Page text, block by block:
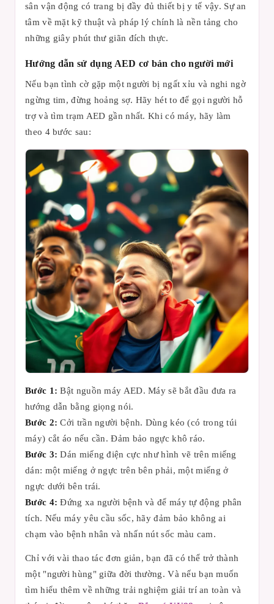
sân vận động có trang bị đầy đủ thiết bị y tế vậy. Sự an
tâm về mặt kỹ thuật và pháp lý chính là nền tảng cho
những giây phút thư giãn đích thực.
Hướng dẫn sử dụng AED cơ bản cho người mới
Nếu bạn tình cờ gặp một người bị ngất xỉu và nghi ngờ
ngừng tim, đừng hoảng sợ. Hãy hét to để gọi người hỗ
trợ và tìm trạm AED gần nhất. Khi có máy, hãy làm
theo 4 bước sau:
Bước 1: Bật nguồn máy AED. Máy sẽ bắt đầu đưa ra
hướng dẫn bằng giọng nói.
Bước 2: Cởi trần người bệnh. Dùng kéo (có trong túi
máy) cắt áo nếu cần. Đảm bảo ngực khô ráo.
Bước 3: Dán miếng điện cực như hình vẽ trên miếng
dán: một miếng ở ngực trên bên phải, một miếng ở
ngực dưới bên trái.
Bước 4: Đứng xa người bệnh và để máy tự động phân
tích. Nếu máy yêu cầu sốc, hãy đảm bảo không ai
chạm vào bệnh nhân và nhấn nút sốc màu cam.
Chỉ với vài thao tác đơn giản, bạn đã có thể trở thành
một "người hùng" giữa đời thường. Và nếu bạn muốn
tìm hiểu thêm về những trải nghiệm giải trí an toàn và